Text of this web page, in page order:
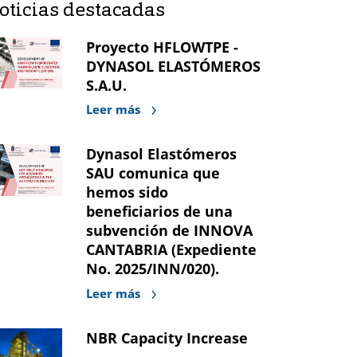
destacadas
Proyecto HFLOWTPE -
DYNASOL ELASTÓMEROS
S.A.U.
Leer más
Dynasol Elastómeros
SAU comunica que
hemos sido
beneficiarios de una
subvención de INNOVA
CANTABRIA (Expediente
No. 2025/INN/020).
Leer más
NBR Capacity Increase